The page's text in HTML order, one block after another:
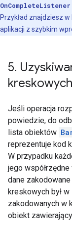
OnCompleteListener
Przykład znajdziesz w
aplikacji z szybkim
5.
kreskowych
Jeśli operacja
powiedzie, do
lista obiektów
reprezentuje kod
W przypadku
jego
dane
kreskowych był
zakodowanych w
obiekt